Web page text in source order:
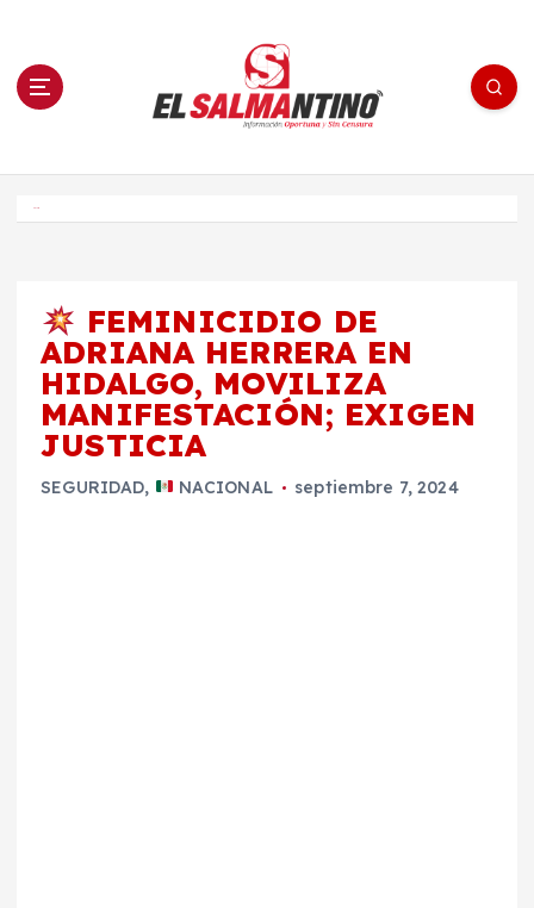
n El Salmantino - medios/noticias/editorial
FEMINICIDIO DE
ADRIANA HERRERA EN
HIDALGO, MOVILIZA
MANIFESTACIÓN; EXIGEN
JUSTICIA
SEGURIDAD, NACIONAL septiembre 7, 2024